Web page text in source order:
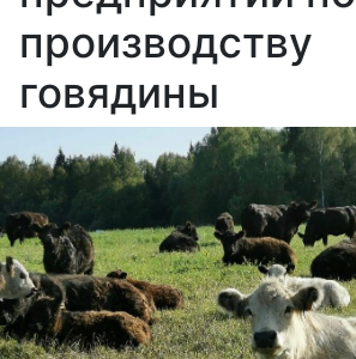
производству
говядины